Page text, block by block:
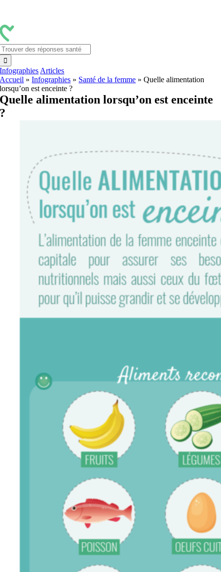
contenu
Infographies Articles
Accueil »Infographies » Santé de la femme »Quelle alimentation
lorsqu’on est enceinte ?
Quelle alimentation lorsqu’on est enceinte
?